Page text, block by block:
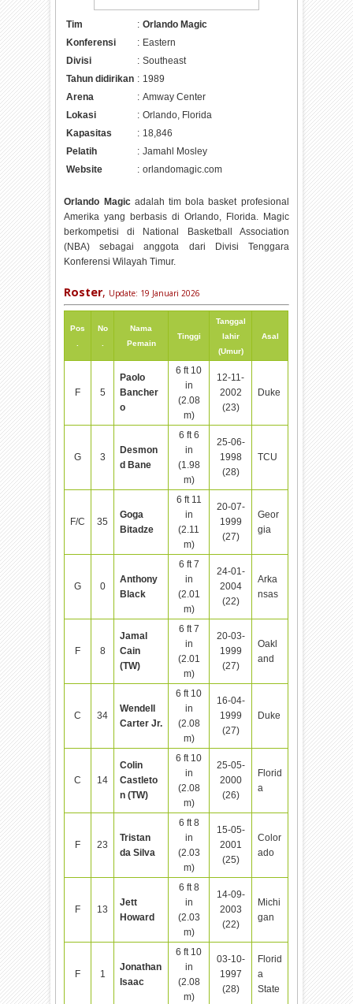
Tim : Orlando Magic
Konferensi
: Eastern
Divisi
: Southeast
Tahun didirikan : 1989
Arena
: Amway Center
Lokasi
: Orlando, Florida
Kapasitas
: 18,846
Pelatih
: Jamahl Mosley
Website
: orlandomagic.com
Orlando Magicadalah tim bola basket profesional
Amerika yang berbasis di Orlando, Florida. Magic
berkompetisi di National Basketball Association
(NBA) sebagai anggota dari Divisi Tenggara
Konferensi Wilayah Timur.
Roster, Update: 19 Januari 2026
Pos
No
Nama
Pemain
Tinggi
Tanggal
lahir
(Umur)
Asal
F 5
Paolo
Bancher
o
6 ft 10
in
(2.08
m)
12-11-
2002
(23)
Duke
G 3
Desmon
d Bane
6 ft 6
in
(1.98
m)
25-06-
1998
(28)
TCU
F/C 35
Goga
Bitadze
6 ft 11
in
(2.11
m)
20-07-
1999
(27)
Geor
gia
G 0
Anthony
Black
6 ft 7
in
(2.01
m)
24-01-
2004
(22)
Arka
nsas
F 8
Jamal
Cain
(TW)
6 ft 7
in
(2.01
m)
20-03-
1999
(27)
Oakl
and
C 34
Wendell
Carter Jr.
6 ft 10
in
(2.08
m)
16-04-
1999
(27)
Duke
C 14
Colin
Castleto
n (TW)
6 ft 10
in
(2.08
m)
25-05-
2000
(26)
Florid
a
F 23
Tristan
da Silva
6 ft 8
in
(2.03
m)
15-05-
2001
(25)
Color
ado
F 13
Jett
Howard
6 ft 8
in
(2.03
m)
14-09-
2003
(22)
Michi
gan
F 1
Jonathan
Isaac
6 ft 10
in
(2.08
m)
03-10-
1997
(28)
Florid
a
State